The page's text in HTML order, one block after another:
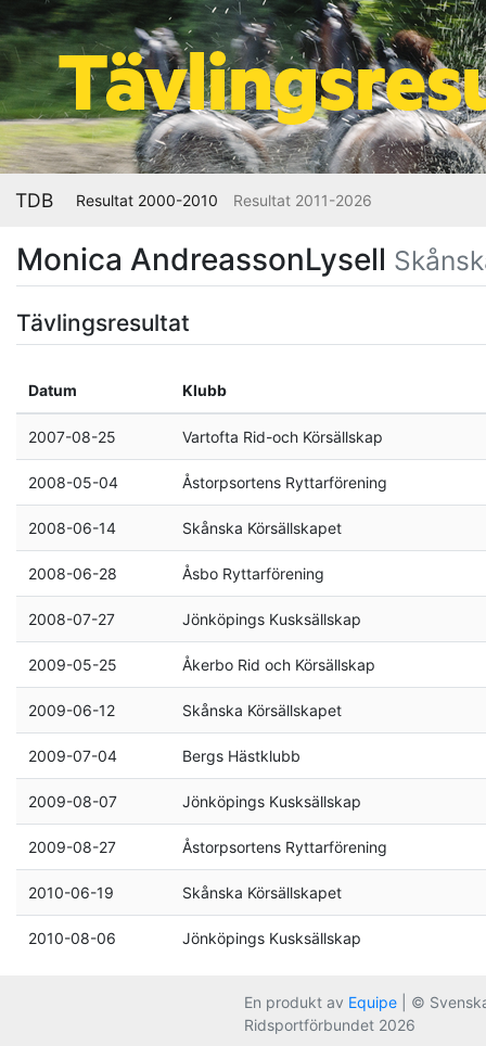
TDB Resultat 2000-2010 Resultat 2011-2026
Monica AndreassonLysell
Tävlingsresultat
Datum Klubb
2007-08-25 Vartofta Rid-och Körsällskap
2008-05-04 Åstorpsortens Ryttarförening
2008-06-14 Skånska Körsällskapet
2008-06-28 Åsbo Ryttarförening
2008-07-27 Jönköpings Kusksällskap
2009-05-25 Åkerbo Rid och Körsällskap
2009-06-12 Skånska Körsällskapet
2009-07-04 Bergs Hästklubb
2009-08-07 Jönköpings Kusksällskap
2009-08-27 Åstorpsortens Ryttarförening
2010-06-19 Skånska Körsällskapet
2010-08-06 Jönköpings Kusksällskap
En produkt av Equipe | ©
Ridsportförbundet 2026